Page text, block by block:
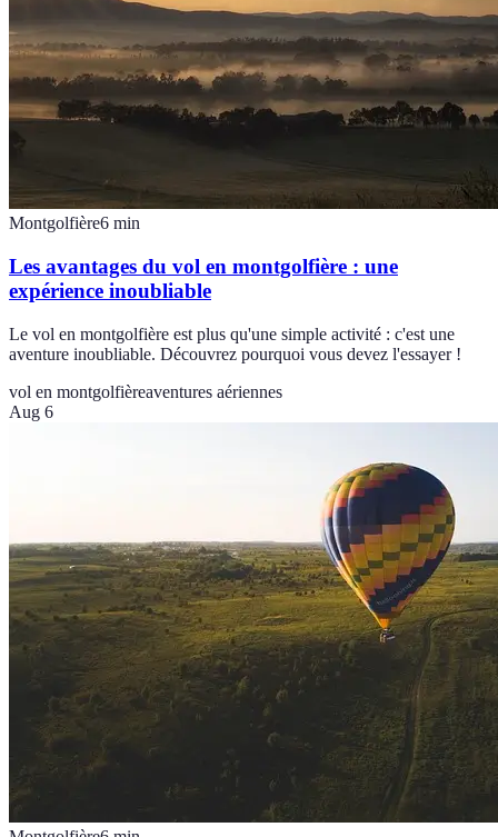
Montgolfière6 min
Les avantages du vol en montgolfière : une
expérience inoubliable
Le vol en montgolfière est plus qu'une simple activité : c'est une
aventure inoubliable. Découvrez pourquoi vous devez l'essayer !
vol en montgolfièreaventures aériennes
Aug 6